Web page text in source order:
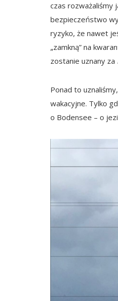
czas rozważaliśmy
bezpieczeństwo
ryzyko, że nawet
„zamkną” na
zostanie uznany za
Ponad to
wakacyjne. Tylko
o Bodensee – o